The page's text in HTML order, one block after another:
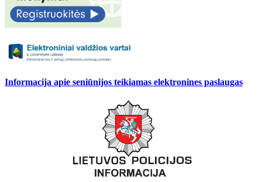
Informacija apie seniūnijos teikiamas elektronines paslaugas